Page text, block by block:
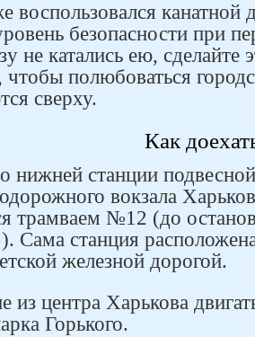
воспользовался канатной
безопасности при
не катались ею, сделайте
чтобы полюбоваться
сверху.
Как
нижней станции
вокзала
трамваем №12 (до
Сама станция
железной дорогой.
из центра Харькова
Горького.